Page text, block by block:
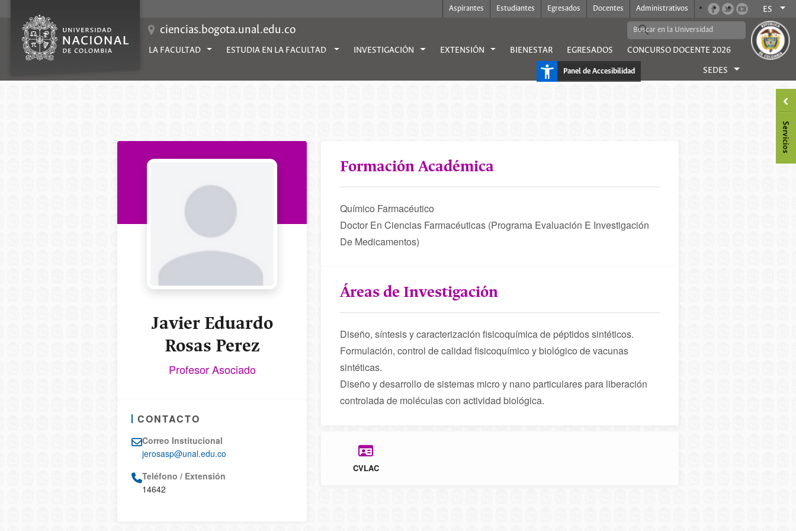
contenido
Aspirantes Estudiantes Egresados Docentes Administrativos ES
ciencias.bogota.unal.edu.co
LA FACULTAD ESTUDIA EN LA FACULTAD INVESTIGACIÓN EXTENSIÓN BIENESTAR EGRESADOS CONCURSO DOCENTE 2026
SEDES
Panel de Accesibilidad
Javier Eduardo
Rosas Perez
Profesor Asociado
CONTACTO
Correo Institucional
jerosasp@unal.edu.co
Teléfono / Extensión
14642
Formación Académica
Químico Farmacéutico
Doctor En Ciencias Farmacéuticas (Programa Evaluación E Investigación
De Medicamentos)
Áreas de Investigación
Diseño, síntesis y caracterización fisicoquímica de péptidos sintéticos.
Formulación, control de calidad fisicoquímico y biológico de vacunas
sintéticas.
Diseño y desarrollo de sistemas micro y nano particulares para liberación
controlada de moléculas con actividad biológica.
CVLAC